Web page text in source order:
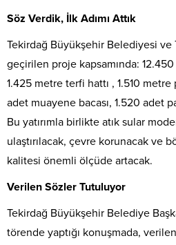
Söz Verdik, İlk Adımı Attık
Tekirdağ Büyükşehir Belediyesi ve
geçirilen proje kapsamında:
1.425 metre terfi hattı , 1.510
adet muayene bacası, 1.520 adet
Bu yatırımla birlikte atık sular
ulaştırılacak, çevre korunacak ve
kalitesi önemli ölçüde artacak.
Verilen Sözler Tutuluyor
Tekirdağ Büyükşehir Belediye
törende yaptığı konuşmada,